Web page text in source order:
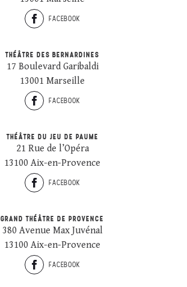
FACEBOOK
THÉÂTRE DES BERNARDINES
17 Boulevard Garibaldi
13001 Marseille
FACEBOOK
THÉÂTRE DU JEU DE PAUME
21 Rue de l’Opéra
13100 Aix-en-Provence
FACEBOOK
GRAND THÉÂTRE DE PROVENCE
380 Avenue Max Juvénal
13100 Aix-en-Provence
FACEBOOK